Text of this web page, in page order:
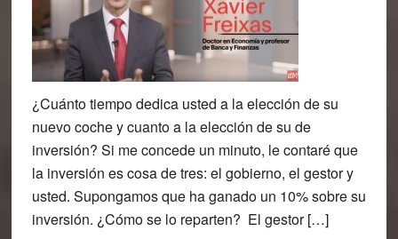
¿Cuánto tiempo dedica usted a la elección de su
nuevo coche y cuanto a la elección de su de
inversión? Si me concede un minuto, le contaré que
la inversión es cosa de tres: el gobierno, el gestor y
usted. Supongamos que ha ganado un 10% sobre su
inversión. ¿Cómo se lo reparten? El gestor […]